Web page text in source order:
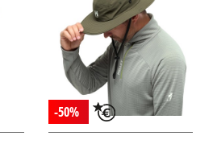
-50%